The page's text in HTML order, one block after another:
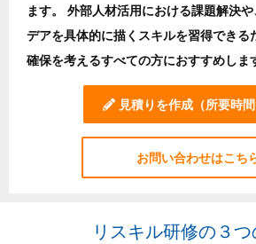
ます。 外部人材活用における課題解決
デアを具体的に描くスキルを習得できる
確保を考えるすべての方におすすめしま
見積りを作成 （所要時
お問い合わせはこち
リスキル研修の３